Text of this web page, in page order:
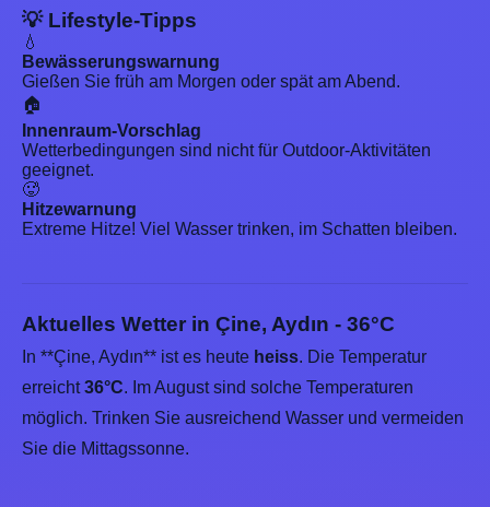
💡 Lifestyle-Tipps
💧
Bewässerungswarnung
Gießen Sie früh am Morgen oder spät am Abend.
🏠
Innenraum-Vorschlag
Wetterbedingungen sind nicht für Outdoor-Aktivitäten
geeignet.
🥵
Hitzewarnung
Extreme Hitze! Viel Wasser trinken, im Schatten bleiben.
Aktuelles Wetter in Çine, Aydın - 36°C
In **Çine, Aydın** ist es heute heiss. Die Temperatur
erreicht36°C. Im August sind solche Temperaturen
möglich. Trinken Sie ausreichend Wasser und vermeiden
Sie die Mittagssonne.